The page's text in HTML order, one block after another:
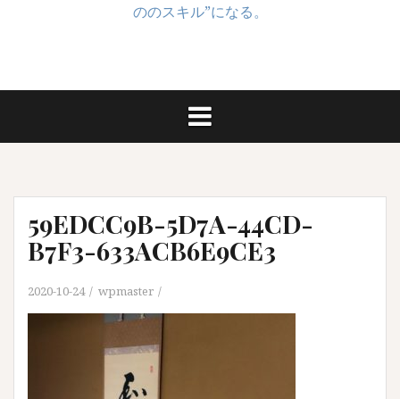
ののスキル”になる。
59EDCC9B-5D7A-44CD-
B7F3-633ACB6E9CE3
2020-10-24 wpmaster